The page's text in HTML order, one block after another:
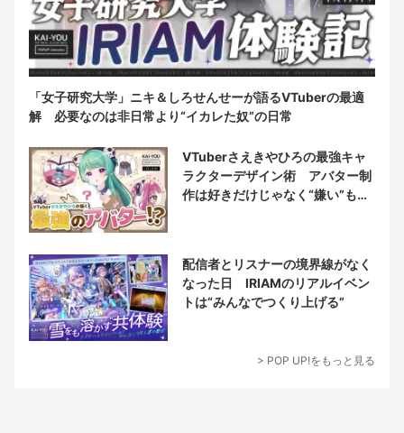
「女子研究大学」ニキ＆しろせんせーが語るVTuberの最適
解 必要なのは非日常より“イカレた奴”の日常
VTuberさえきやひろの最強キャ
ラクターデザイン術 アバター制
作は好きだけじゃなく“嫌い”もブ
配信者とリスナーの境界線がなく
なった日 IRIAMのリアルイベン
トは“みんなでつくり上げる”
> POP UP!をもっと見る